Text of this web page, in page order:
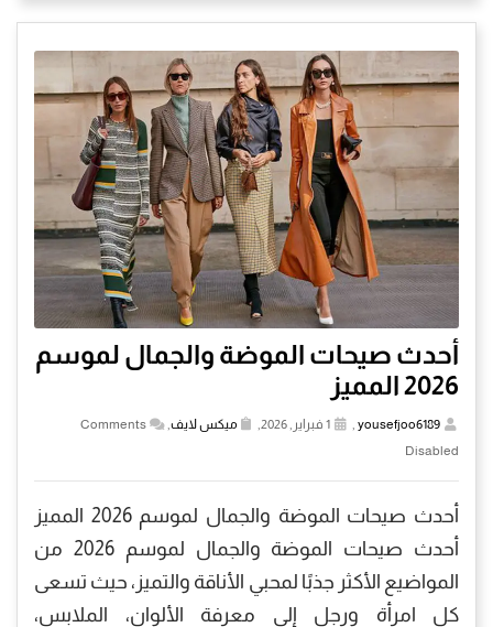
أحدث صيحات الموضة والجمال لموسم
2026 المميز
yousefjoo6189 ميكس لايف
Comments
Disabled
أحدث صيحات الموضة والجمال لموسم 2026 المميز
أحدث صيحات الموضة والجمال لموسم 2026 من
المواضيع الأكثر جذبًا لمحبي الأناقة والتميز، حيث تسعى
كل امرأة ورجل إلى معرفة الألوان، الملابس،